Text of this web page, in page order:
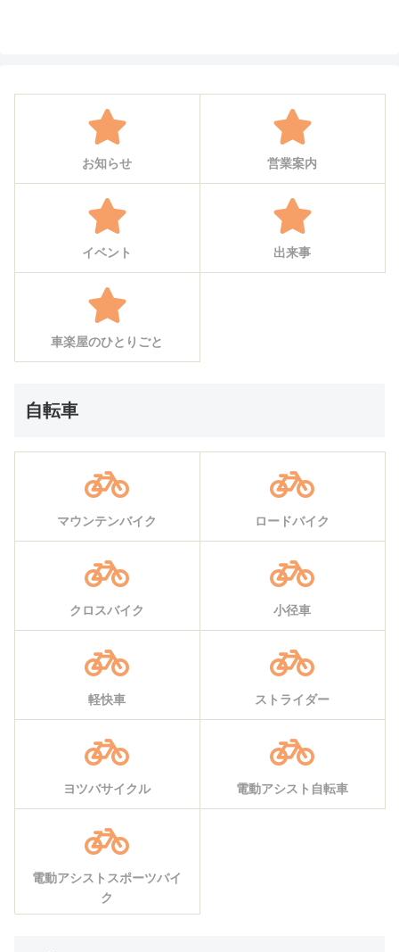
お知らせ 営業案内
イベント 出来事
車楽屋のひとりごと
自転車
マウンテンバイク ロードバイク
クロスバイク 小径車
軽快車 ストライダー
ヨツバサイクル 電動アシスト自転車
電動アシストスポーツバイ
ク